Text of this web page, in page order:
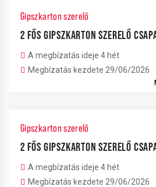
Gipszkarton szerelő
2 FŐS GIPSZKARTON SZERELŐ
A megbízatás ideje 4 hét
Megbízatás kezdete 29/06/2026
Gipszkarton szerelő
2 FŐS GIPSZKARTON SZERELŐ
A megbízatás ideje 4 hét
Megbízatás kezdete 29/06/2026